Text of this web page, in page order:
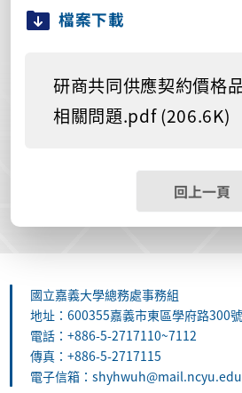
檔案下載
研商共同供應契約價格
相關問題.pdf (206.6K)
回上一頁
國立嘉義大學總務處事務組
地址：600355嘉義市東區學府路300號
電話：+886-5-2717110~7112
傳真：+886-5-2717115
電子信箱：